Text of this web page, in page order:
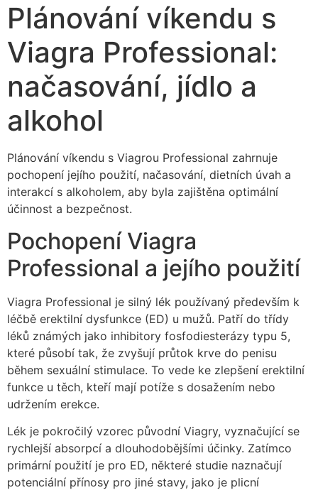
Plánování víkendu s
Viagra Professional:
načasování, jídlo a
alkohol
Plánování víkendu s Viagrou Professional zahrnuje
pochopení jejího použití, načasování, dietních úvah a
interakcí s alkoholem, aby byla zajištěna optimální
účinnost a bezpečnost.
Pochopení Viagra
Professional a jejího použití
Viagra Professional je silný lék používaný především k
léčbě erektilní dysfunkce (ED) u mužů. Patří do třídy
léků známých jako inhibitory fosfodiesterázy typu 5,
které působí tak, že zvyšují průtok krve do penisu
během sexuální stimulace. To vede ke zlepšení erektilní
funkce u těch, kteří mají potíže s dosažením nebo
udržením erekce.
Lék je pokročilý vzorec původní Viagry, vyznačující se
rychlejší absorpcí a dlouhodobějšími účinky. Zatímco
primární použití je pro ED, některé studie naznačují
potenciální přínosy pro jiné stavy, jako je plicní